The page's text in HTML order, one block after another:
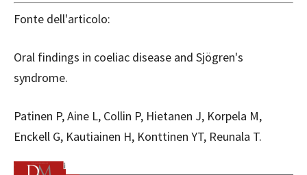
Fonte dell'articolo:
Oral findings in coeliac disease and Sjögren's
syndrome.
Patinen P, Aine L, Collin P, Hietanen J, Korpela M,
Enckell G, Kautiainen H, Konttinen YT, Reunala T.